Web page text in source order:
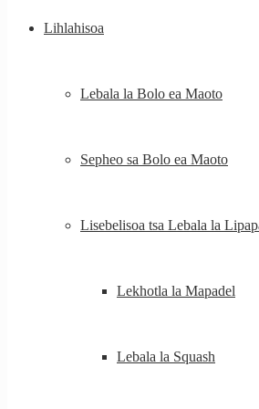
Lihlahisoa
Lebala la Bolo ea Maoto
Sepheo sa Bolo ea Maoto
Lisebelisoa tsa Lebala la
Lekhotla la Mapadel
Lebala la Squash